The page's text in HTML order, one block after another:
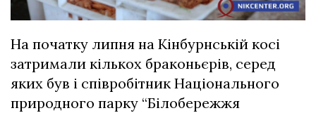
На початку липня на Кінбурнській косі
затримали кількох браконьєрів, серед
яких був і співробітник Національного
природного парку “Білобережжя